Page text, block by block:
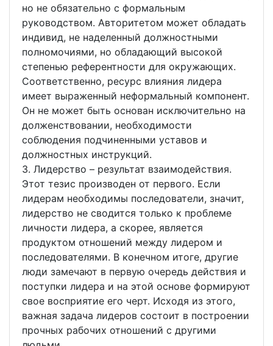
но не обязательно с формальным
руководством. Авторитетом может обладать
индивид, не наделенный должностными
полномочиями, но обладающий высокой
степенью референтности для окружающих.
Соответственно, ресурс влияния лидера
имеет выраженный неформальный компонент.
Он не может быть основан исключительно на
долженствовании, необходимости
соблюдения подчиненными уставов и
должностных инструкций.
3. Лидерство – результат взаимодействия.
Этот тезис производен от первого. Если
лидерам необходимы последователи, значит,
лидерство не сводится только к проблеме
личности лидера, а скорее, является
продуктом отношений между лидером и
последователями. В конечном итоге, другие
люди замечают в первую очередь действия и
поступки лидера и на этой основе формируют
свое восприятие его черт. Исходя из этого,
важная задача лидеров состоит в построении
прочных рабочих отношений с другими